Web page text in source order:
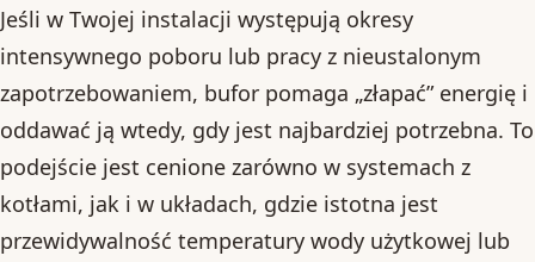
Jeśli w Twojej instalacji występują okresy
intensywnego poboru lub pracy z nieustalonym
zapotrzebowaniem, bufor pomaga „złapać” energię i
oddawać ją wtedy, gdy jest najbardziej potrzebna. To
podejście jest cenione zarówno w systemach z
kotłami, jak i w układach, gdzie istotna jest
przewidywalność temperatury wody użytkowej lub